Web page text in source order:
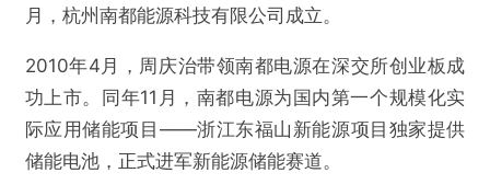
月，杭州南都能源科技有限公司成立。
2010年4月，周庆治带领南都电源在深交所创业板成
功上市。同年11月，南都电源为国内第一个规模化实
际应用储能项目——浙江东福山新能源项目独家提供
储能电池，正式进军新能源储能赛道。